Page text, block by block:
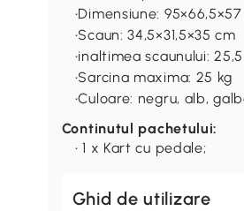
•Dimensiune:
•Scaun: 34,5×31,5×35 cm
•inaltimea scaunului:
•Sarcina maxima: 25 kg
•Culoare: negru, alb,
Continutul pachetului:
• 1 x Kart cu pedale;
Ghid de utilizare